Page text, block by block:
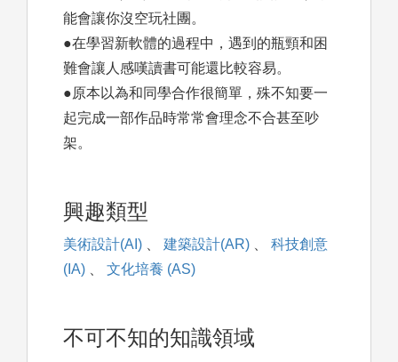
能會讓你沒空玩社團。
●在學習新軟體的過程中，遇到的瓶頸和困
難會讓人感嘆讀書可能還比較容易。
●原本以為和同學合作很簡單，殊不知要一
起完成一部作品時常常會理念不合甚至吵
架。
興趣類型
美術設計(AI) 、 建築設計(AR) 、
科技創意
(IA) 、 文化培養 (AS)
不可不知的知識領域